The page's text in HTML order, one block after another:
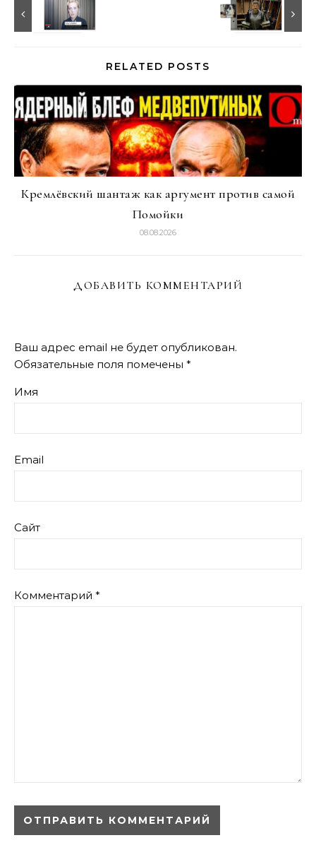
RELATED POSTS
Кремлёвский шантаж как аргумент против самой
Помойки
08.08.2026
ДОБАВИТЬ КОММЕНТАРИЙ
Ваш адрес email не будет опубликован.
Обязательные поля помечены *
Имя
Email
Сайт
Комментарий *